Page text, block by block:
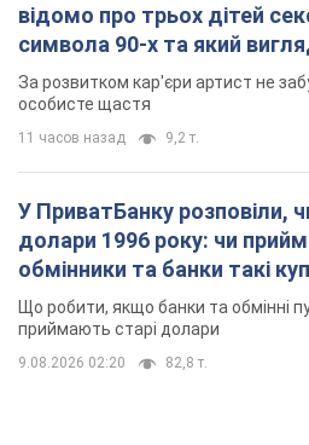
відомо про трьох дітей
символа 90-х та який
мають
За розвитком кар'єри артист не
особисте щастя
11 часов назад 9,2 т.
У ПриватБанку розповіли,
долари 1996 року: чи
обмінники та банки такі
Що робити, якщо банки та обмінні
приймають старі долари
9.08.2026 02:20 82,8 т.